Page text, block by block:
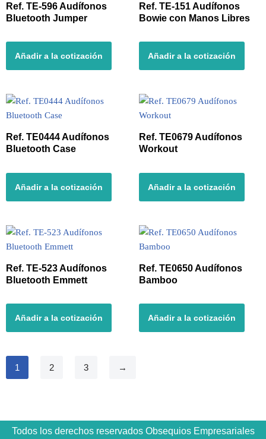
Ref. TE-596 Audífonos
Bluetooth Jumper
Añadir a la cotización
Ref. TE-151 Audífonos
Bowie con Manos Libres
Añadir a la cotización
Ref. TE0444 Audífonos
Bluetooth Case
Añadir a la cotización
Ref. TE0679 Audífonos
Workout
Añadir a la cotización
Ref. TE-523 Audífonos
Bluetooth Emmett
Añadir a la cotización
Ref. TE0650 Audífonos
Bamboo
Añadir a la cotización
1 2 3 →
Todos los derechos reservados Obsequios Empresariales